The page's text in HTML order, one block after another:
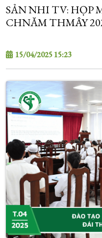
SẢN NHI TV: HỌP
CHNĂM THMÂY
15/04/2025 15:23